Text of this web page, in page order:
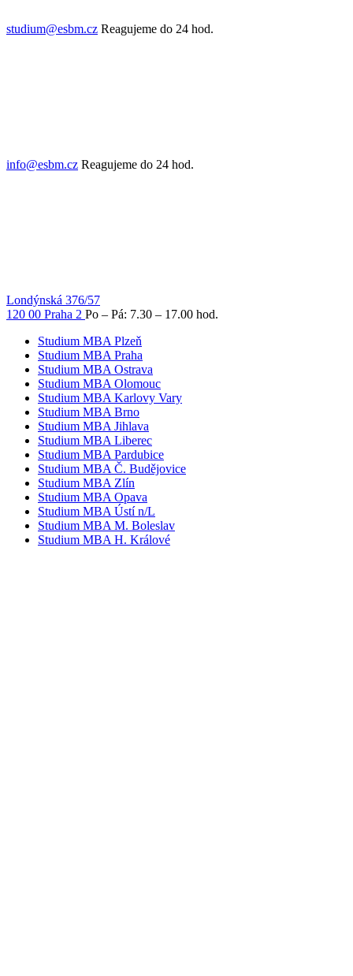
studium@esbm.cz Reagujeme do 24 hod.
info@esbm.cz Reagujeme do 24 hod.
Londýnská 376/57
120 00 Praha 2 Po – Pá: 7.30 – 17.00 hod.
Studium MBA Plzeň
Studium MBA Praha
Studium MBA Ostrava
Studium MBA Olomouc
Studium MBA Karlovy Vary
Studium MBA Brno
Studium MBA Jihlava
Studium MBA Liberec
Studium MBA Pardubice
Studium MBA Č. Budějovice
Studium MBA Zlín
Studium MBA Opava
Studium MBA Ústí n/L
Studium MBA M. Boleslav
Studium MBA H. Králové